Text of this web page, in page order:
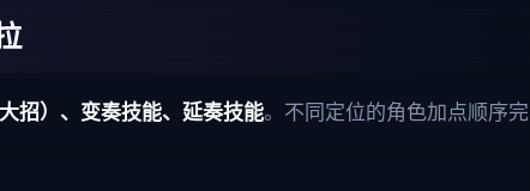
招）、变奏技能、延奏技能。不同定位的角色加点顺序完